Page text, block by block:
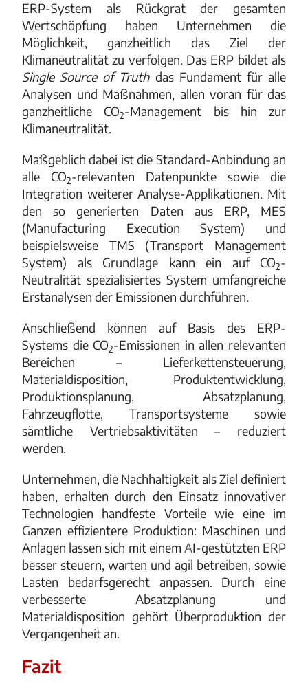
ERP-System als Rückgrat der gesamten
Wertschöpfung haben Unternehmen die
Möglichkeit, ganzheitlich das Ziel der
Klimaneutralität zu verfolgen. Das ERP bildet als
Single Source of Truthdas Fundament für alle
Analysen und Maßnahmen, allen voran für das
ganzheitliche CO2-Management bis hin zur
Klimaneutralität.
Maßgeblich dabei ist die Standard-Anbindung an
alle CO2-relevanten Datenpunkte sowie die
Integration weiterer Analyse-Applikationen. Mit
den so generierten Daten aus ERP, MES
(Manufacturing Execution System) und
beispielsweise TMS (Transport Management
System) als Grundlage kann ein auf CO2-
Neutralität spezialisiertes System umfangreiche
Erstanalysen der Emissionen durchführen.
Anschließend können auf Basis des ERP-
Systems die CO2-Emissionen in allen relevanten
Bereichen – Lieferkettensteuerung,
Materialdisposition, Produktentwicklung,
Produktionsplanung, Absatzplanung,
Fahrzeugflotte, Transportsysteme sowie
sämtliche Vertriebsaktivitäten – reduziert
werden.
Unternehmen, die Nachhaltigkeit als Ziel definiert
haben, erhalten durch den Einsatz innovativer
Technologien handfeste Vorteile wie eine im
Ganzen effizientere Produktion: Maschinen und
Anlagen lassen sich mit einem AI-gestützten ERP
besser steuern, warten und agil betreiben, sowie
Lasten bedarfsgerecht anpassen. Durch eine
verbesserte Absatzplanung und
Materialdisposition gehört Überproduktion der
Vergangenheit an.
Fazit